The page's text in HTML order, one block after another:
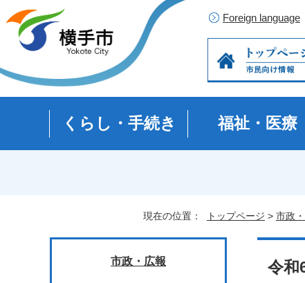
Foreign language
くらし・手続き 福祉・医療
現在の位置： トップページ > 市政
令和
市政・広報